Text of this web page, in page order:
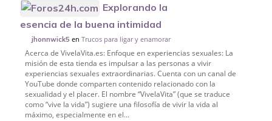
Explorando la
esencia de la buena intimidad
jhonnwick5 enTrucos para ligar y enamorar
Acerca de VivelaVita.es: Enfoque en experiencias sexuales: La
misión de esta tienda es impulsar a las personas a vivir
experiencias sexuales extraordinarias. Cuenta con un canal de
YouTube donde comparten contenido relacionado con la
sexualidad y el placer. El nombre “VivelaVita” (que se traduce
como “vive la vida”) sugiere una filosofía de vivir la vida al
máximo, especialmente en el...